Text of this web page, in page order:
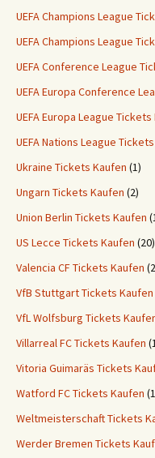
UEFA Champions League
UEFA Champions League
UEFA Conference League
UEFA Europa Conference
UEFA Europa League Tickets
UEFA Nations League
Ukraine Tickets Kaufen (1)
Ungarn Tickets Kaufen (2)
Union Berlin Tickets Kaufen
US Lecce Tickets Kaufen (20)
Valencia CF Tickets Kaufen
VfB Stuttgart Tickets Kaufen
VfL Wolfsburg Tickets
Villarreal FC Tickets Kaufen
Vitoria Guimaräs Tickets
Watford FC Tickets Kaufen
Weltmeisterschaft Tickets
Werder Bremen Tickets